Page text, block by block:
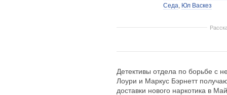
Седа, Юл Васкез
Детективы отдела по борьбе с
Лоури и Маркус Бэрнетт
доставки нового наркотика в